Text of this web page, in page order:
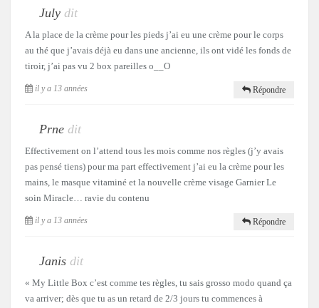
July dit
A la place de la crème pour les pieds j’ai eu une crème pour le corps
au thé que j’avais déjà eu dans une ancienne, ils ont vidé les fonds de
tiroir, j’ai pas vu 2 box pareilles o__O
il y a 13 années Répondre
Prne dit
Effectivement on l’attend tous les mois comme nos règles (j’y avais
pas pensé tiens) pour ma part effectivement j’ai eu la crème pour les
mains, le masque vitaminé et la nouvelle crème visage Garnier Le
soin Miracle… ravie du contenu
il y a 13 années Répondre
Janis dit
« My Little Box c’est comme tes règles, tu sais grosso modo quand ça
va arriver; dès que tu as un retard de 2/3 jours tu commences à